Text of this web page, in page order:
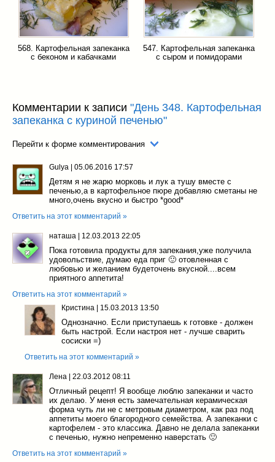
568. Картофельная запеканка
с беконом и кабачками
547. Картофельная запеканка
с сыром и помидорами
Комментарии к записи "День 348. Картофельная
запеканка с куриной печенью"
Перейти к форме комментирования
Gulya 05.06.2016 17:57
Детям я не жарю морковь и лук а тушу вместе с
печенью,а в картофельное пюре добавляю сметаны не
много,очень вкусно и быстро *good*
Ответить на этот комментарий »
наташа 12.03.2013 22:05
Пока готовила продукты для запекания,уже получила
удовольствие, думаю еда приг 🙂 отовленная с
любовью и желанием будеточень вкусной....всем
приятного аппетита!
Ответить на этот комментарий »
Кристина
15.03.2013 13:50
Однозначно. Если приступаешь к готовке - должен
быть настрой. Если настроя нет - лучше сварить
сосиски =)
Ответить на этот комментарий »
Лена 22.03.2012 08:11
Отличный рецепт! Я вообще люблю запеканки и часто
их делаю. У меня есть замечательная керамическая
форма чуть ли не с метровым диаметром, как раз под
аппетиты моего благородного семейства. А запеканки с
картофелем - это классика. Давно не делала запеканки
с печенью, нужно непременно наверстать 🙂
Ответить на этот комментарий »